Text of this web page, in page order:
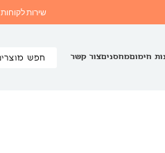
שירות לקוחות
חימוםמחסניםצור קשר